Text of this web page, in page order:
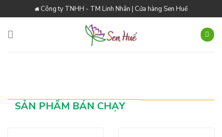
to
Công ty TNHH - TM Linh Nhân | Cửa hàng Sen Huế
SẢN PHẨM BÁN CHẠY